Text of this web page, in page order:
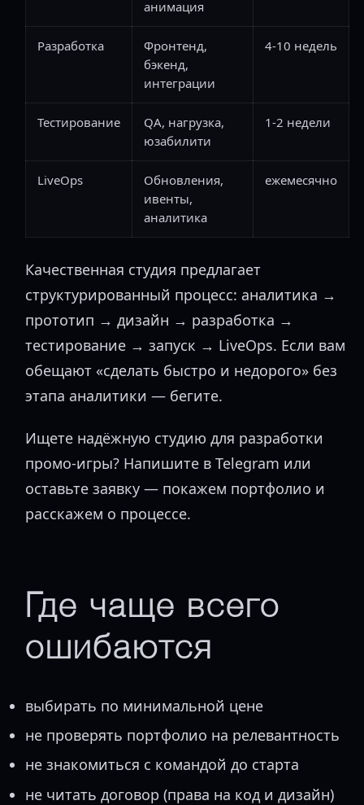
анимация
Разработка
Фронтенд,
бэкенд,
интеграции
4-10 недель
Тестирование
QA, нагрузка,
юзабилити
1-2 недели
LiveOps
Обновления,
ивенты,
аналитика
ежемесячно
Качественная студия предлагает
структурированный процесс: аналитика →
прототип → дизайн → разработка →
тестирование → запуск → LiveOps. Если вам
обещают «сделать быстро и недорого» без
этапа аналитики — бегите.
Ищете надёжную студию для разработки
промо-игры? Напишите в Telegram или
оставьте заявку — покажем портфолио и
расскажем о процессе.
Где чаще всего
ошибаются
выбирать по минимальной цене
не проверять портфолио на релевантность
не знакомиться с командой до старта
не читать договор (права на код и дизайн)